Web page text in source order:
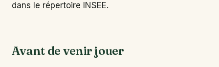
dans le répertoire INSEE.
Avant de venir jouer